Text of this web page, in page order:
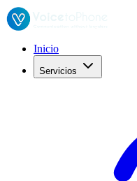
Inicio
Servicios